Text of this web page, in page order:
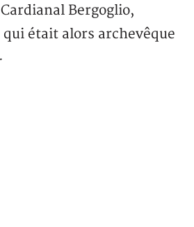
Bergoglio,
était alors archevêque
·